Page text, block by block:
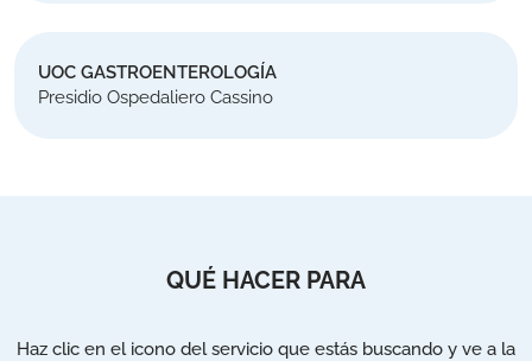
UOC GASTROENTEROLOGÍA
Presidio Ospedaliero Cassino
QUÉ HACER PARA
Haz clic en el icono del servicio que estás buscando y ve a la